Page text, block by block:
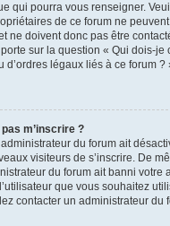
qui pourra vous renseigner.
de ce forum ne
ne doivent donc pas être
porte sur la question « Qui dois-je
d’ordres légaux liés à ce forum ?
m’inscrire ?
administrateur du forum ait
visiteurs de s’inscrire. De
du forum ait banni votre
que vous souhaitez
contacter un administrateur du